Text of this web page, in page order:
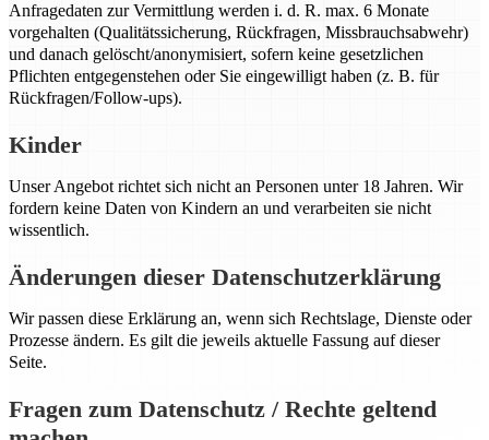
Anfragedaten zur Vermittlung werden i. d. R. max. 6 Monate
vorgehalten (Qualitätssicherung, Rückfragen, Missbrauchsabwehr)
und danach gelöscht/anonymisiert, sofern keine gesetzlichen
Pflichten entgegenstehen oder Sie eingewilligt haben (z. B. für
Rückfragen/Follow-ups).
Kinder
Unser Angebot richtet sich nicht an Personen unter 18 Jahren. Wir
fordern keine Daten von Kindern an und verarbeiten sie nicht
wissentlich.
Änderungen dieser Datenschutzerklärung
Wir passen diese Erklärung an, wenn sich Rechtslage, Dienste oder
Prozesse ändern. Es gilt die jeweils aktuelle Fassung auf dieser
Seite.
Fragen zum Datenschutz / Rechte geltend